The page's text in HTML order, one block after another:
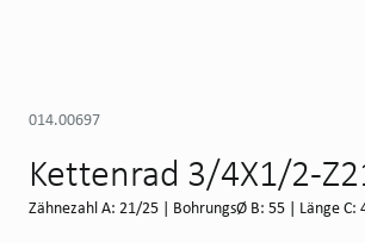
014.00697
Kettenrad 3/4X1/2-
Zähnezahl A: 21/25 | BohrungsØ B: 55 | Länge C: